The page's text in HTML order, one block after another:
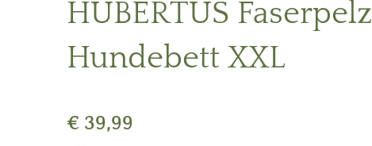
HUBERTUS Faserpelz
Hundebett XXL
€ 39,99